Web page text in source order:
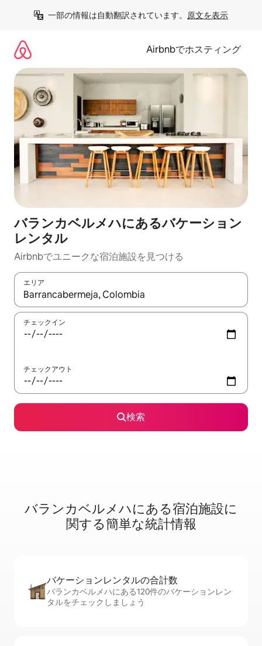
一部の情報は自動翻訳されています。 原文を表示
Airbnbでホスティング
バランカベルメハにあるバケーション
レンタル
Airbnbでユニークな宿泊施設を見つける
エリア
検索結果が表示されたら、上下の矢印キーを使って移動するか
チェックイン
チェックアウト
検索
バランカベルメハに⁠あ⁠る宿⁠泊⁠施⁠設⁠に
関⁠す⁠る簡⁠単⁠な統⁠計⁠情⁠報
バケーションレ⁠ン⁠タ⁠ル⁠の合⁠計⁠数
バランカベルメハにある120件のバケーションレン
タルをチェックしましょう